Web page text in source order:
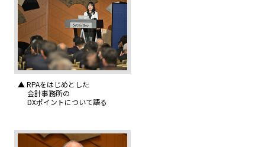
▲ RPAをはじめとした
会計事務所の
DXポイントについて語る